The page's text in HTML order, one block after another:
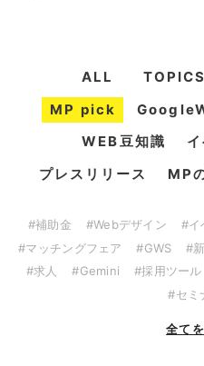
ALL TOPICS
MP pick
WEB豆知識
プレスリリース
MP
#補助金 #Webデザイン #イ
#マッチングフェア
#GWS #
#求人
#Gemini #採用ツール
#セミ
全て